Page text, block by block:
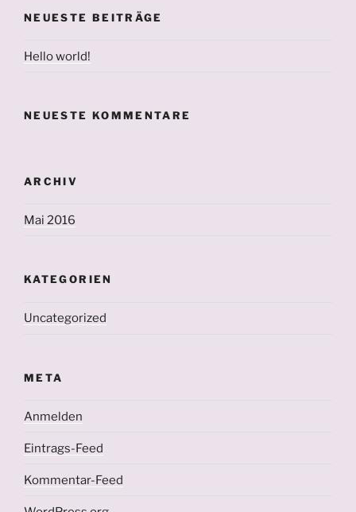
NEUESTE BEITRÄGE
Hello world!
NEUESTE KOMMENTARE
ARCHIV
Mai 2016
KATEGORIEN
Uncategorized
META
Anmelden
Eintrags-Feed
Kommentar-Feed